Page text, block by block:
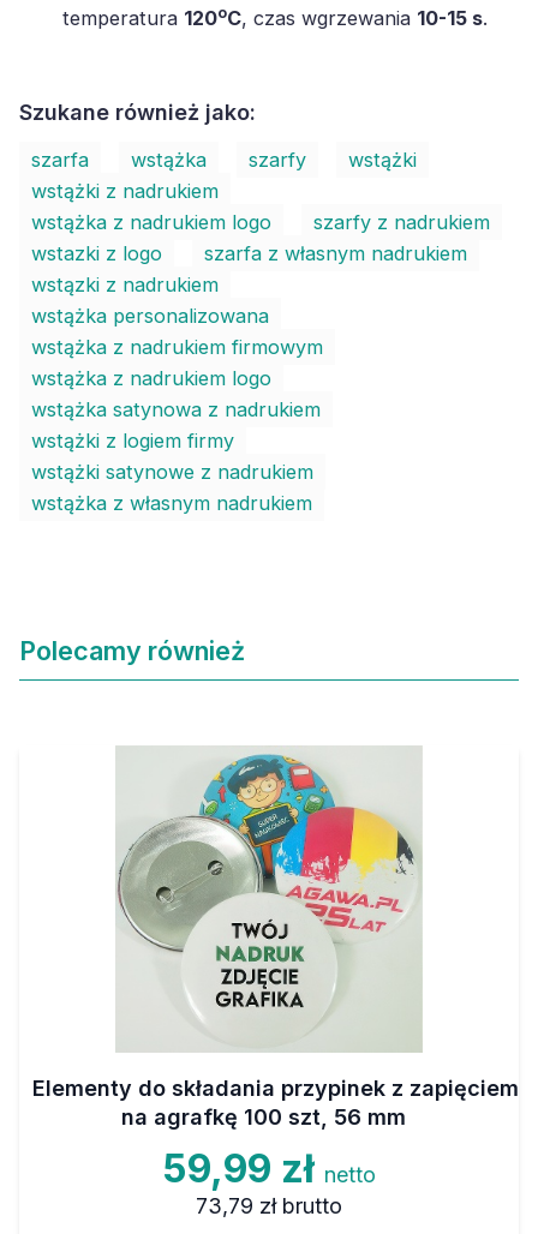
temperatura 120oC, czas wgrzewania 10-15 s.
Szukane również jako:
szarfa wstążka szarfy
wstążki
wstążki z nadrukiem
wstążka z nadrukiem logo
szarfy z nadrukiem
wstazki z logo
szarfa z własnym nadrukiem
wstązki z nadrukiem
wstążka personalizowana
wstążka z nadrukiem firmowym
wstążka z nadrukiem logo
wstążka satynowa z nadrukiem
wstążki z logiem firmy
wstążki satynowe z nadrukiem
wstążka z własnym nadrukiem
Polecamy również
Elementy do składania przypinek z zapięciem
na agrafkę 100 szt, 56 mm
59,99 zł netto
73,79 zł brutto